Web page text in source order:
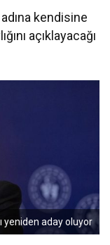
kendisine
açıklayacağı
yeniden aday oluyor